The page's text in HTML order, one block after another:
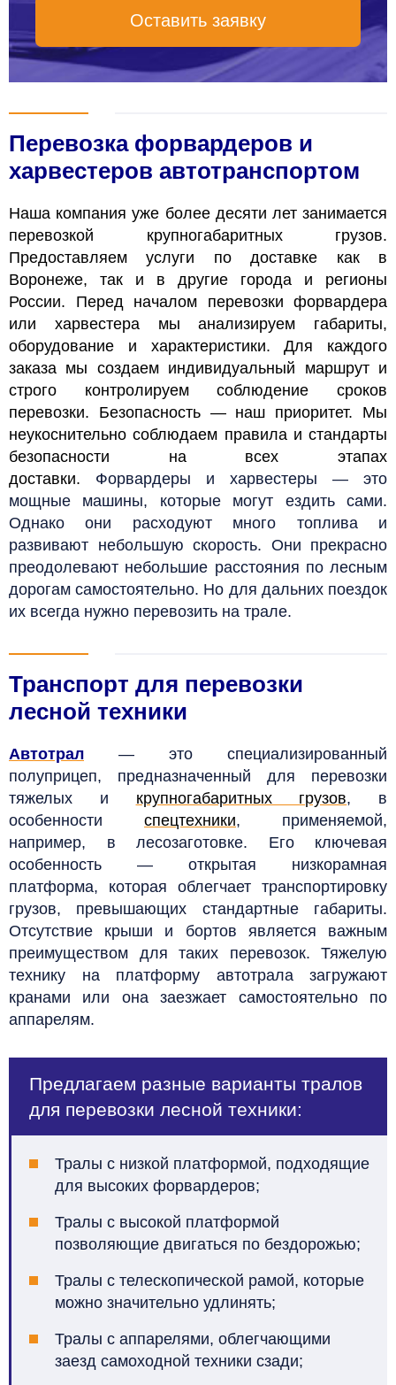
Оставить заявку
Перевозка форвардеров и
харвестеров автотранспортом
Наша компания уже более десяти лет занимается
перевозкой крупногабаритных грузов.
Предоставляем услуги по доставке как в
Воронеже, так и в другие города и регионы
России. Перед началом перевозки форвардера
или харвестера мы анализируем габариты,
оборудование и характеристики. Для каждого
заказа мы создаем индивидуальный маршрут и
строго контролируем соблюдение сроков
перевозки. Безопасность — наш приоритет. Мы
неукоснительно соблюдаем правила и стандарты
безопасности на всех этапах
доставки. Форвардеры и харвестеры — это
мощные машины, которые могут ездить сами.
Однако они расходуют много топлива и
развивают небольшую скорость. Они прекрасно
преодолевают небольшие расстояния по лесным
дорогам самостоятельно. Но для дальних поездок
их всегда нужно перевозить на трале.
Транспорт для перевозки
лесной техники
Автотрал — это специализированный
полуприцеп, предназначенный для перевозки
тяжелых и крупногабаритных грузов, в
особенности спецтехники, применяемой,
например, в лесозаготовке. Его ключевая
особенность — открытая низкорамная
платформа, которая облегчает транспортировку
грузов, превышающих стандартные габариты.
Отсутствие крыши и бортов является важным
преимуществом для таких перевозок. Тяжелую
технику на платформу автотрала загружают
кранами или она заезжает самостоятельно по
аппарелям.
Предлагаем разные варианты тралов
для перевозки лесной техники:
Тралы с низкой платформой, подходящие
для высоких форвардеров;
Тралы с высокой платформой
позволяющие двигаться по бездорожью;
Тралы с телескопической рамой, которые
можно значительно удлинять;
Тралы с аппарелями, облегчающими
заезд самоходной техники сзади;